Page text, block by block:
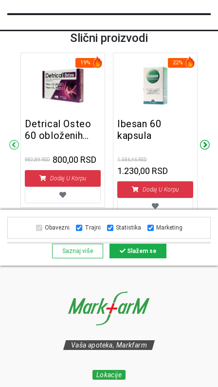
Slični proizvodi
19%
Detrical Osteo
60 obloženih
983,89 RSD 800,00 RSD
Dodaj U Korpu
22%
Ibesan 60
kapsula
1.586,46 RSD
1.230,00 RSD
Dodaj U Korpu
Vaša apoteka, Markfarm
Lokacije
Obavezni Trajni Statistika Marketing
Saznaj više Slažem se